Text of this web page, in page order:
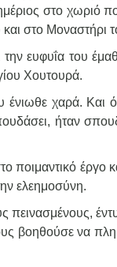
στο χωριό
στο Μοναστήρι
ευφυΐα του
Χουτουρά.
ένιωθε χαρά. Και
ήταν
ποιμαντικό έργο
ελεημοσύνη.
πεινασμένους,
βοηθούσε να